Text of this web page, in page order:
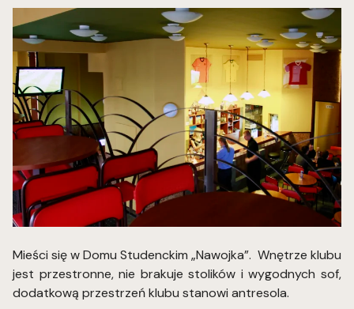
Mieści się w Domu Studenckim „Nawojka”. Wnętrze klubu
jest przestronne, nie brakuje stolików i wygodnych sof,
dodatkową przestrzeń klubu stanowi antresola.